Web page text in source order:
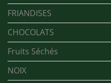
FRIANDISES
CHOCOLATS
Fruits Séchés
NOIX